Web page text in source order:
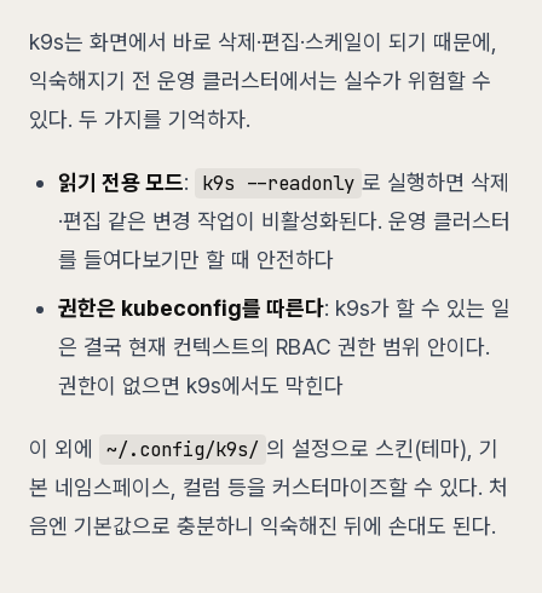
k9s는 화면에서 바로 삭제·편집·스케일이 되기 때문에,
익숙해지기 전 운영 클러스터에서는 실수가 위험할 수
있다. 두 가지를 기억하자.
읽기 전용 모드: k9s --readonly 로 실행하면 삭제
·편집 같은 변경 작업이 비활성화된다. 운영 클러스터
를 들여다보기만 할 때 안전하다
권한은 kubeconfig를 따른다: k9s가 할 수 있는 일
은 결국 현재 컨텍스트의 RBAC 권한 범위 안이다.
권한이 없으면 k9s에서도 막힌다
이 외에 ~/.config/k9s/ 의 설정으로 스킨(테마), 기
본 네임스페이스, 컬럼 등을 커스터마이즈할 수 있다. 처
음엔 기본값으로 충분하니 익숙해진 뒤에 손대도 된다.